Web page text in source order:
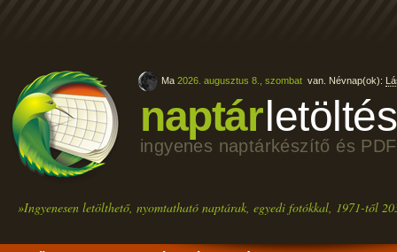
naptárletöltés
ingyenes naptárkészítő és
»Ingyenesen letölthető, nyomtatható naptárak, egyedi fotókkal, 1971-től
Ma 2026. augusztus 8., szombat van. Névnap(ok):